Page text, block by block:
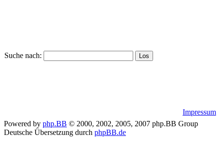
Suche nach:
Impressum
Powered by php.BB © 2000, 2002, 2005, 2007 php.BB Group
Deutsche Übersetzung durch phpBB.de